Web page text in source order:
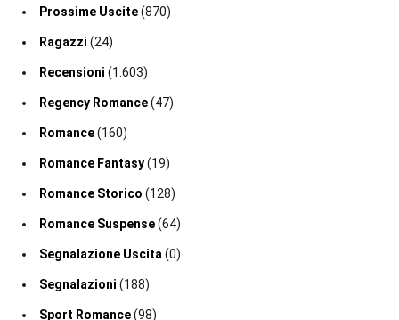
Prossime Uscite(870)
Ragazzi (24)
Recensioni (1.603)
Regency Romance(47)
Romance(160)
Romance Fantasy(19)
Romance Storico (128)
Romance Suspense(64)
Segnalazione Uscita(0)
Segnalazioni (188)
Sport Romance(98)